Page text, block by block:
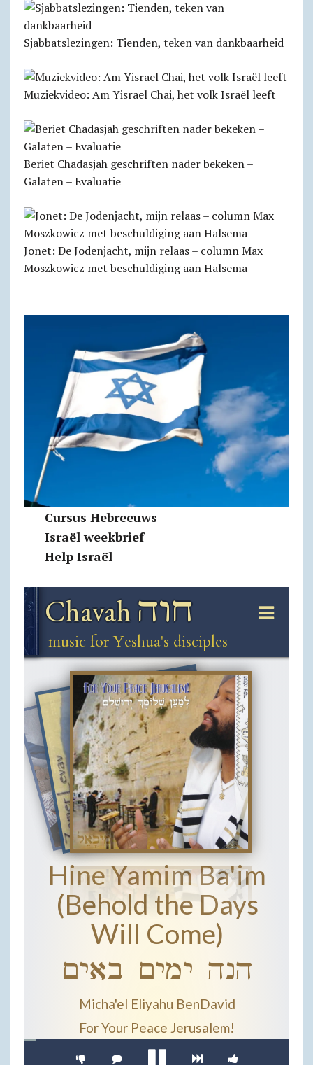
Sjabbats­lezingen: Tienden, teken van dankbaarheid
Muziekvideo: Am Yisrael Chai, het volk Israël leeft
Beriet Chadasjah geschriften nader bekeken –
Galaten – Evaluatie
Jonet: De Jodenjacht, mijn relaas – column Max
Moszkowicz met beschuldiging aan Halsema
Cursus Hebreeuws
Israël weekbrief
Help Israël